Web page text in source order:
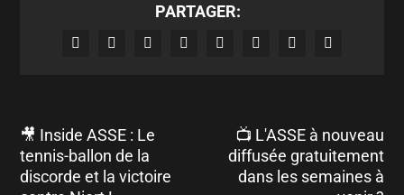
PARTAGER:
🎥 Inside ASSE : Le
tennis-ballon de la
discorde et la victoire
📺 L'ASSE à nouveau
diffusée gratuitement
dans les semaines à